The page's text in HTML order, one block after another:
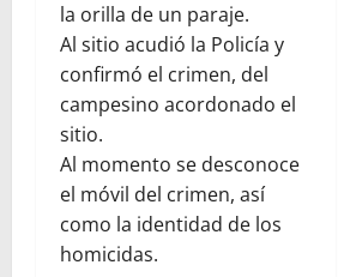
la orilla de un paraje.
Al sitio acudió la Policía y
confirmó el crimen, del
campesino acordonado el
sitio.
Al momento se desconoce
el móvil del crimen, así
como la identidad de los
homicidas.